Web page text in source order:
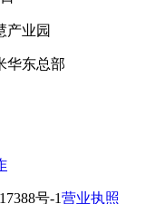
产业园
华东总部
号-1营业执照